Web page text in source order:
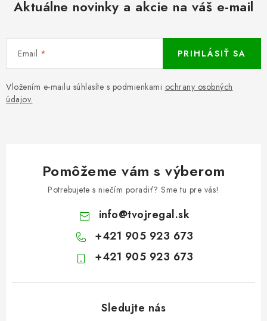
Aktuálne novinky a akcie na váš e-mail
Email
Vložením e-mailu súhlasíte s podmienkami ochrany osobných
údajov.
PRIHLÁSIŤ SA
Pomôžeme vám s výberom
Potrebujete s niečím poradiť? Sme tu pre vás!
info@tvojregal.sk
+421 905 923 673
+421 905 923 673